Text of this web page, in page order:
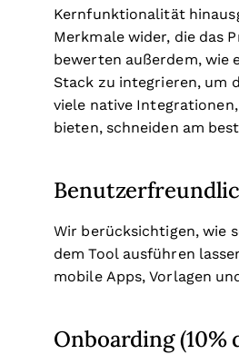
Kernfunktionalität
Merkmale wider, die das
bewerten außerdem, wie
Stack zu integrieren, um
viele native
bieten, schneiden am
Wir berücksichtigen, wie
dem Tool ausführen
mobile Apps, Vorlagen
Onboarding